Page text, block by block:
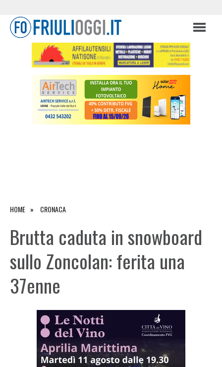
HOME CRONACA
Brutta caduta in snowboard
sullo Zoncolan: ferita una
37enne